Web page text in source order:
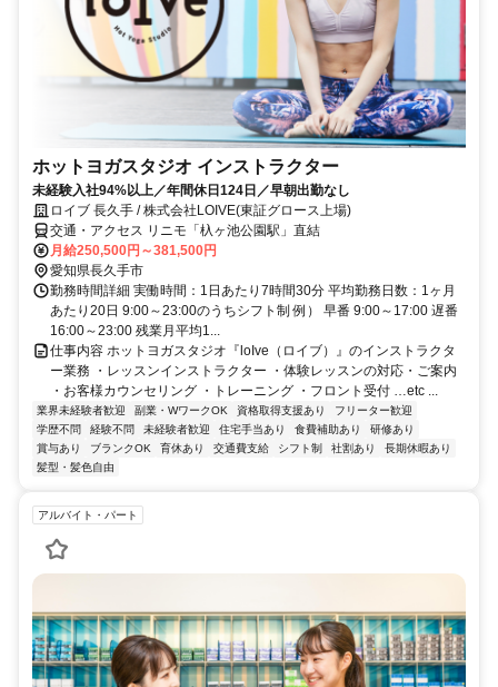
ホットヨガスタジオ インストラクター
未経験入社94%以上／年間休日124日／早朝出勤なし
ロイブ 長久手 / 株式会社LOIVE(東証グロース上場)
交通・アクセス リニモ「杁ヶ池公園駅」直結
月給250,500円～381,500円
愛知県長久手市
勤務時間詳細 実働時間：1日あたり7時間30分 平均勤務日数：1ヶ月
あたり20日 9:00～23:00のうちシフト制 例） 早番 9:00～17:00 遅番
16:00～23:00 残業月平均1...
仕事内容 ホットヨガスタジオ『loIve（ロイブ）』のインストラクタ
ー業務 ・レッスンインストラクター ・体験レッスンの対応・ご案内
・お客様カウンセリング ・トレーニング ・フロント受付 …etc ...
業界未経験者歓迎 副業・WワークOK 資格取得支援あり
フリーター歓迎
学歴不問
経験不問 未経験者歓迎 住宅手当あり 食費補助あり
研修あり
賞与あり
ブランクOK 育休あり 交通費支給 シフト制 社割あり
長期休暇あり
髪型・髪色自由
アルバイト・パート